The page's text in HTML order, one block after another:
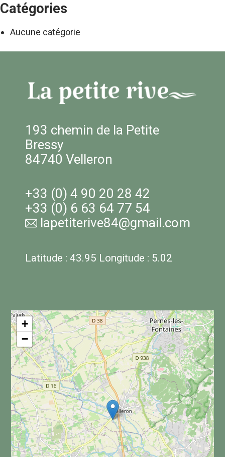
Catégories
Aucune catégorie
193 chemin de la Petite
Bressy
84740 Velleron
+33 (0) 4 90 20 28 42
+33 (0) 6 63 64 77 54
lapetiterive84@gmail.com
Latitude : 43.95 Longitude : 5.02
+
−